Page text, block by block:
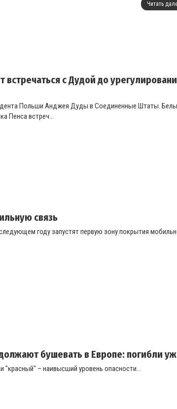
Читать
встречаться с Дудой до
Польши Анджея Дуды в Соединенные Штаты.
Пенса встреч...
связь
году запустят первую зону покрытия
бушевать в Европе: погибли
"красный" – наивысший уровень опасности...